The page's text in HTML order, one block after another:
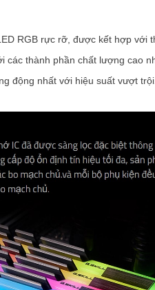
RGB rực rỡ, được kết hợp với
thành phần chất lượng cao
động nhất với hiệu suất vượt